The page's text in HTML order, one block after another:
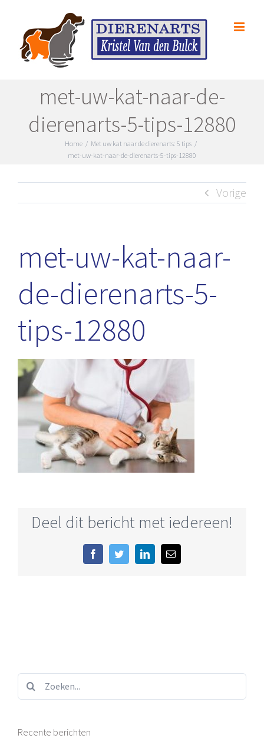
content
met-uw-kat-naar-de-
dierenarts-5-tips-12880
Home / Met uw kat naar de dierenarts: 5 tips /
met-uw-kat-naar-de-dierenarts-5-tips-12880
Vorige
met-uw-kat-naar-
de-dierenarts-5-
tips-12880
Deel dit bericht met iedereen!
FacebookTwitterLinkedIn
E-
Zoeken...
Recente berichten